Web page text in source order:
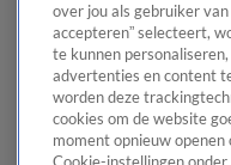
over jou als gebruiker
accepteren” selecteert,
te kunnen
advertenties en content
worden deze
cookies om de website
moment opnieuw